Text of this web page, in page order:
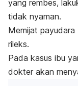
yang rembes,
tidak nyaman.
Memijat
rileks.
Pada kasus ibu
dokter akan